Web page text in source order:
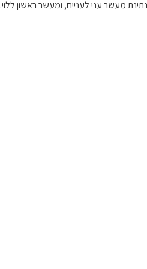
מעשר עני לעניים, ומעשר ראשון ללוי.